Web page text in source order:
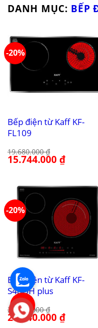
DANH MỤC: BẾP
-20%
Bếp điện từ Kaff KF-
FL109
19.680.000₫
Giá
gốc
15.744.000₫Giá
hiện
-20%
Bếp điện từ Kaff KF-
S48QH plus
26.800.000₫
Giá
gốc
21.440.000₫Giá
hiện